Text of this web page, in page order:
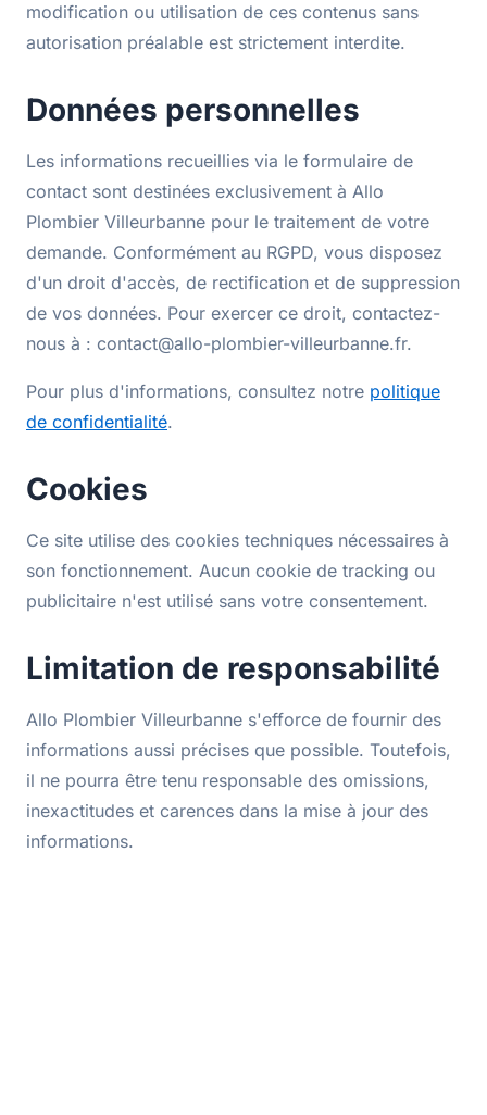
modification ou utilisation de ces contenus sans
autorisation préalable est strictement interdite.
Données personnelles
Les informations recueillies via le formulaire de
contact sont destinées exclusivement à Allo
Plombier Villeurbanne pour le traitement de votre
demande. Conformément au RGPD, vous disposez
d'un droit d'accès, de rectification et de suppression
de vos données. Pour exercer ce droit, contactez-
nous à : contact@allo-plombier-villeurbanne.fr.
Pour plus d'informations, consultez notre politique
de confidentialité.
Cookies
Ce site utilise des cookies techniques nécessaires à
son fonctionnement. Aucun cookie de tracking ou
publicitaire n'est utilisé sans votre consentement.
Limitation de responsabilité
Allo Plombier Villeurbanne s'efforce de fournir des
informations aussi précises que possible. Toutefois,
il ne pourra être tenu responsable des omissions,
inexactitudes et carences dans la mise à jour des
informations.